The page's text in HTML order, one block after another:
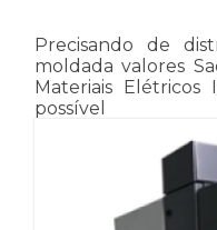
Precisando de
moldada valores
Materiais